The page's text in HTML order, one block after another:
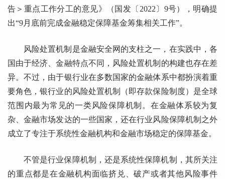
告＞重点工作分工的意见》（国发〔2022〕9号），明确提
出“9月底前完成金融稳定保障基金筹集相关工作”。
风险处置机制是金融安全网的支柱之一，在实践中，各
国由于经济、金融特点不同，风险处置机制的构建也存在差
异。不过，由于银行业在多数国家的金融体系中都扮演着重
要角色，银行业的风险处置机制（即存款保险制度）是全球
范围内最为常见的一类风险保障机制。在金融体系较为复
杂、金融市场发达的一些国家，还在行业风险保障机制之外
成立了专注于系统性金融机构和金融市场稳定的保障基金。
不管是行业保障机制，还是系统性保障机制，其所关注
的重点都是在金融机构面临挤兑、破产或者其他风险事件